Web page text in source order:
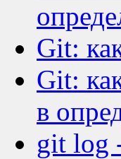
Git:
Git:
в
git log